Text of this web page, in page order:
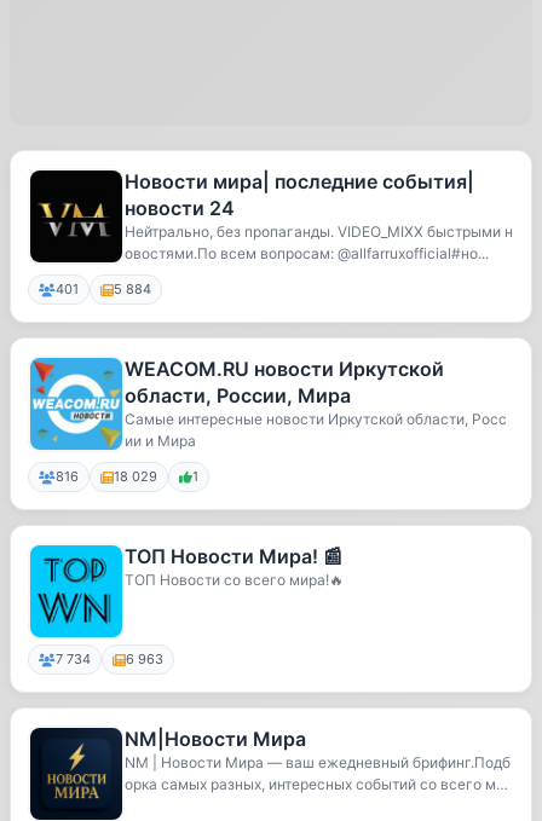
Новости мира| последние события|
новости 24
Нейтрально, без пропаганды. VIDEO_MIXX быстрыми н
овостями.По всем вопросам: @allfarruxofficial#но...
401 5 884
WEACOM.RU новости Иркутской
области, России, Мира
Самые интересные новости Иркутской области, Росс
ии и Мира
816 18 029 1
ТОП Новости Мира! 📰
ТОП Новости со всего мира!🔥
7 734 6 963
NM|Новости Мира
NM | Новости Мира — ваш ежедневный брифинг.Подб
орка самых разных, интересных событий со всего ми